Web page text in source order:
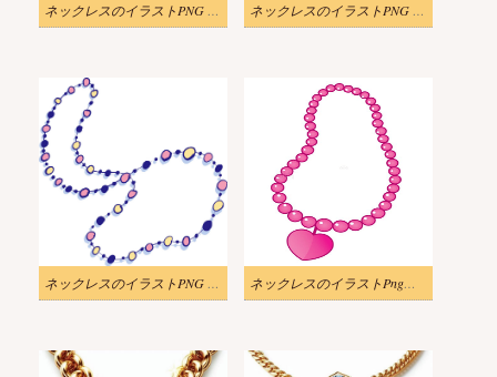
ネックレスのイラストPNG 写真 2 ネックレスのイラストPNG 画像
ネックレスのイラストPNG 画像 2 ネックレスのイラストPngダウンロード